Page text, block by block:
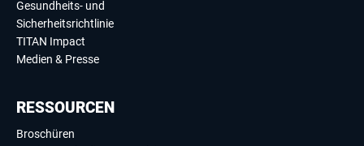
Gesundheits- und
Sicherheitsrichtlinie
TITAN Impact
Medien & Presse
RESSOURCEN
Broschüren